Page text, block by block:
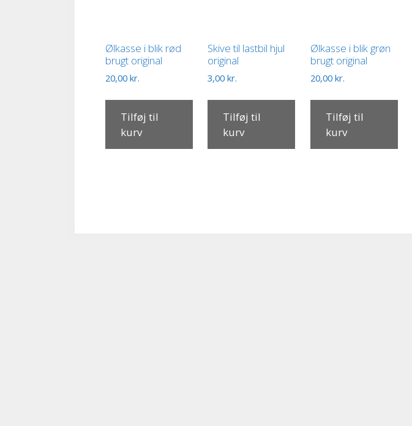
Ølkasse i blik rød
brugt original
20,00 kr.
Tilføj til
kurv
Skive til lastbil hjul
original
3,00kr.
Tilføj til
kurv
Ølkasse i blik grøn
brugt original
20,00 kr.
Tilføj til
kurv